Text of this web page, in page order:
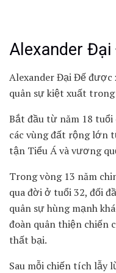
Alexander Đại
Alexander Đại Đế
quân sự kiệt xuất
Bắt đầu từ năm 18 tuổi
các vùng đất rộng lớn
tận Tiểu Á và vương
Trong vòng 13 năm
qua đời ở tuổi 32, đối
quân sự hùng mạnh
đoàn quân thiện chiến
thất bại.
Sau mỗi chiến tích lẫy